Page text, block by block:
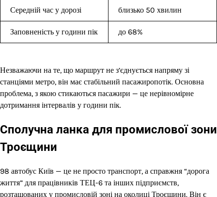
Середній час у дорозі близько 50 хвилин
Заповненість у години пік до 68%
Незважаючи на те, що маршрут не з’єднується напряму зі
станціями метро, він має стабільний пасажиропотік. Основна
проблема, з якою стикаються пасажири — це нерівномірне
дотримання інтервалів у години пік.
Сполучна ланка для промислової зони
Троєщини
98 автобус Київ — це не просто транспорт, а справжня “дорога
життя” для працівників ТЕЦ-6 та інших підприємств,
розташованих у промисловій зоні на околиці Троєщини. Він є